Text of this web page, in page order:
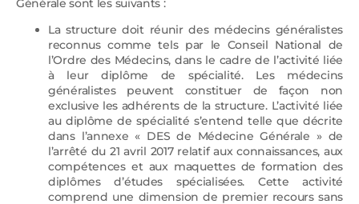
Générale sont les suivants :
La structure doit réunir des médecins généralistes
reconnus comme tels par le Conseil National de
l’Ordre des Médecins, dans le cadre de l’activité liée
à leur diplôme de spécialité. Les médecins
généralistes peuvent constituer de façon non
exclusive les adhérents de la structure. L’activité liée
au diplôme de spécialité s’entend telle que décrite
dans l’annexe « DES de Médecine Générale » de
l’arrêté du 21 avril 2017 relatif aux connaissances, aux
compétences et aux maquettes de formation des
diplômes d’études spécialisées. Cette activité
comprend une dimension de premier recours sans